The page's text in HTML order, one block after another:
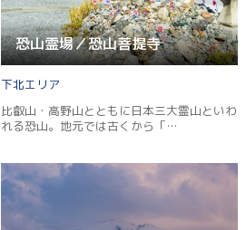
恐山霊場／恐山菩提寺
下北
比叡山・高野山とともに日本三大霊山といわ
れる恐山。地元では古くから「…